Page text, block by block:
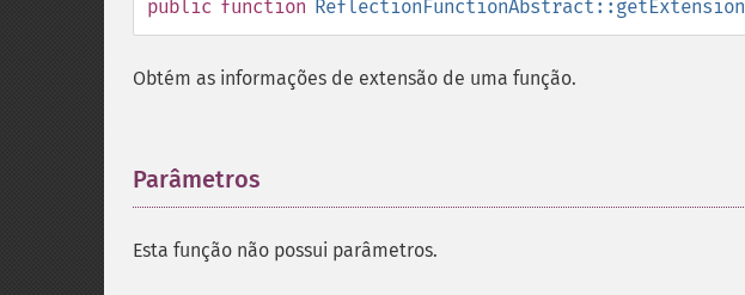
public function ReflectionFunctionAbstract::getExtension
Obtém as informações de extensão de uma função.
Parâmetros
Esta função não possui parâmetros.